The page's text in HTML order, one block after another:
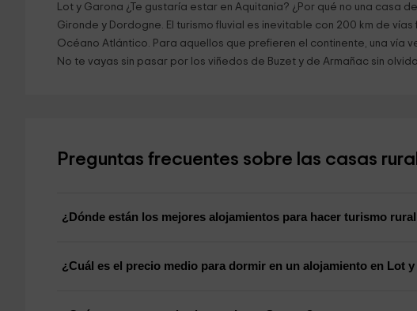
Lot y Garona ¿Te gustaría estar en Aquitania? ¿Por qué no una casa
Gironde y Dordogne. El turismo fluvial es inevitable con 200 km de
Océano Atlántico. Para aquellos que prefieren el continente, una vía
No te vayas sin pasar por los viñedos de Buzet y de Armañac sin
Preguntas frecuentes sobre las casas
¿Dónde están los mejores alojamientos para hacer turismo
¿Cuál es el precio medio para dormir en un alojamiento en Lot y